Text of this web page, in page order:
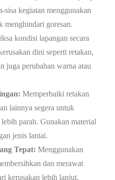
sisa kegiatan menggunakan
menghindari goresan.
kondisi lapangan secara
dini seperti retakan,
juga perubahan warna atau
Memperbaiki retakan
lainnya segera untuk
parah. Gunakan material
jenis lantai.
Tepat: Menggunakan
dan merawat
kerusakan lebih lanjut.